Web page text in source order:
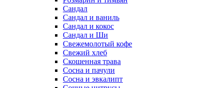
Сандал
Сандал и ваниль
Сандал и кокос
Сандал и Ши
Свежемолотый кофе
Свежий хлеб
Скошенная трава
Сосна и пачули
Сосна и эвкалипт